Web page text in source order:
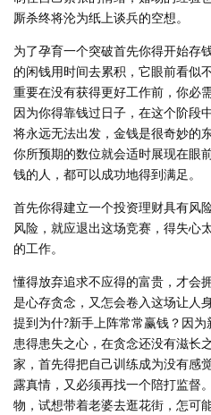
厮杀终将沦为纸上谈兵的空想。
为了孕育一个突破首先你得开始存
的闲钱用时间去累积，它眼前看似
重要在没有获得更好工作前，你必
因为你得靠钱过日子，在这个阶段
将永远无法出发，金钱是很奇妙的
你所预期的数位就会适时展现在眼
钱的人，都可以成功地得到满足。
首先你得建立一个投资理财具有风
风险，就应退出这场竞赛，得失心
的工作。
懂得放弃追求不应得的富贵，才会
是心存贪念，又怎会卷入这场让人
提到为什?新手上阵常常赢钱？因
患得患失之心，在贪念还没有滋长
家，首先得把自己训练成为没有感
露真情，又必须再找一个陪打监督
物，试想带着老婆去逛花街，怎可